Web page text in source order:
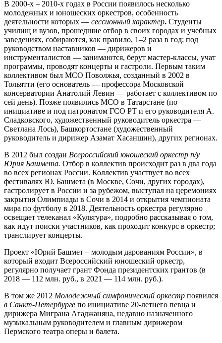
В 2000-х – 2010-х годах в России появилось несколько
молодежных и юношеских оркестров, особенность
деятельности которых — сессионный характер. Студенты
училищ и вузов, прошедшие отбор в своих городах и учебных
заведениях, собираются, как правило, 1–2 раза в год; под
руководством наставников — дирижеров и
инструменталистов — занимаются, берут мастер-классы, учат
программы, проводят концерты и гастроли. Первым таким
коллективом был МСО Поволжья, созданный в 2002 в
Тольятти (его основатель — профессора Московской
консерватории Анатолий Левин — работает с коллективом по
сей день). Позже появились МСО в Татарстане (по
инициативе и под патронатом ГСО РТ и его руководителя А.
Сладковского, художественный руководитель оркестра —
Светлана Лось), Башкортостане (художественный
руководитель и дирижер Азамат Хасаншин), других регионах.
В 2012 был создан Всероссийский юношеский оркестр п/у
Юрия Башмета. Отбор в коллектив происходит раз в два года
во всех регионах России. Коллектив участвует во всех
фестивалях Ю. Башмета (в Москве, Сочи, других городах),
гастролирует в России и за рубежом, выступал на церемониях
закрытия Олимпиады в Сочи в 2014 и открытия чемпионата
мира по футболу в 2018. Деятельность оркестра регулярно
освещает телеканал «Культура», подробно рассказывая о том,
как идут поиски участников, как проходит конкурс в оркестр;
транслирует концерты.
Проект «Юрий Башмет – молодым дарованиям России», в
который входит Всероссийский юношеский оркестр,
регулярно получает грант Фонда президентских грантов (в
2018 — 112 млн. руб., в 2021 — 114 млн. руб.).
В том же 2012 Молодежный симфонический оркестр появился
в Санкт-Петербурге по инициативе 20-летнего певца и
дирижера Миграна Агаджаняна, недавно назначенного
музыкальным руководителем и главным дирижером
Пермского театра оперы и балета.